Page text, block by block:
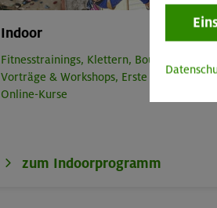
Indoor
Fitnesstrainings, Klettern, Bouldern,
Vorträge & Workshops, Erste Hilfe,
Online-Kurse
zum Indoorprogramm